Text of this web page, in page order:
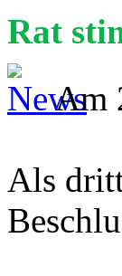
Rat
Am
Als